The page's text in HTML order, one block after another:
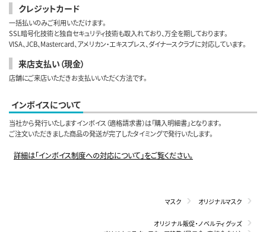
クレジットカード
一括払いのみご利用いただけます。
SSL暗号化技術と独自セキュリティ技術も取入れており、万全を期しております。
VISA、JCB、Mastercard、アメリカン・エキスプレス、ダイナースクラブに対応しています。
来店支払い（現金）
店舗にご来店いただきお支払いいただく方法です。
インボイスについて
当社から発行いたしますインボイス（適格請求書）は「購入明細書」となります。
ご注文いただきました商品の発送が完了したタイミングで発行いたします。
詳細は「インボイス制度への対応について」をご覧ください。
マスク オリジナルマスク
オリジナル販促・ノベルティグッズ